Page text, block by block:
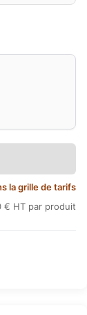
la grille de tarifs
€ HT par produit